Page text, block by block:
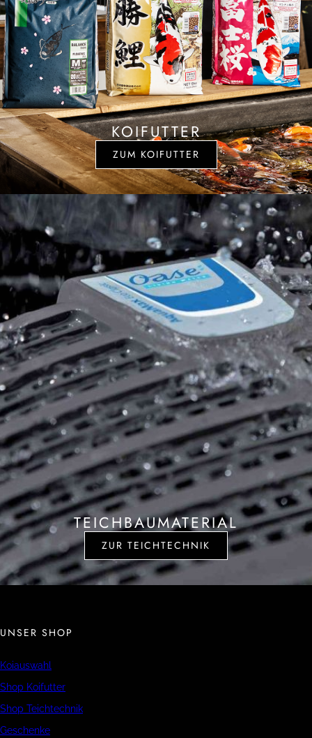
KOIFUTTER
ZUM KOIFUTTER
TEICHBAUMATERIAL
ZUR TEICHTECHNIK
UNSER SHOP
Koiauswahl
Shop Koifutter
Shop Teichtechnik
Geschenke